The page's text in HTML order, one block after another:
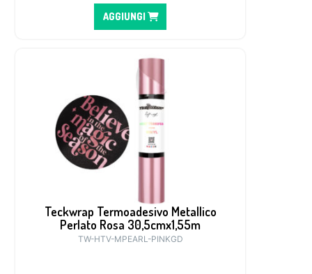
AGGIUNGI
Teckwrap Termoadesivo Metallico
Perlato Rosa 30,5cmx1,55m
TW-HTV-MPEARL-PINKGD